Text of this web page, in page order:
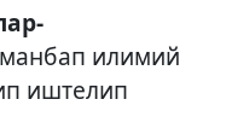
илимий
иштелип